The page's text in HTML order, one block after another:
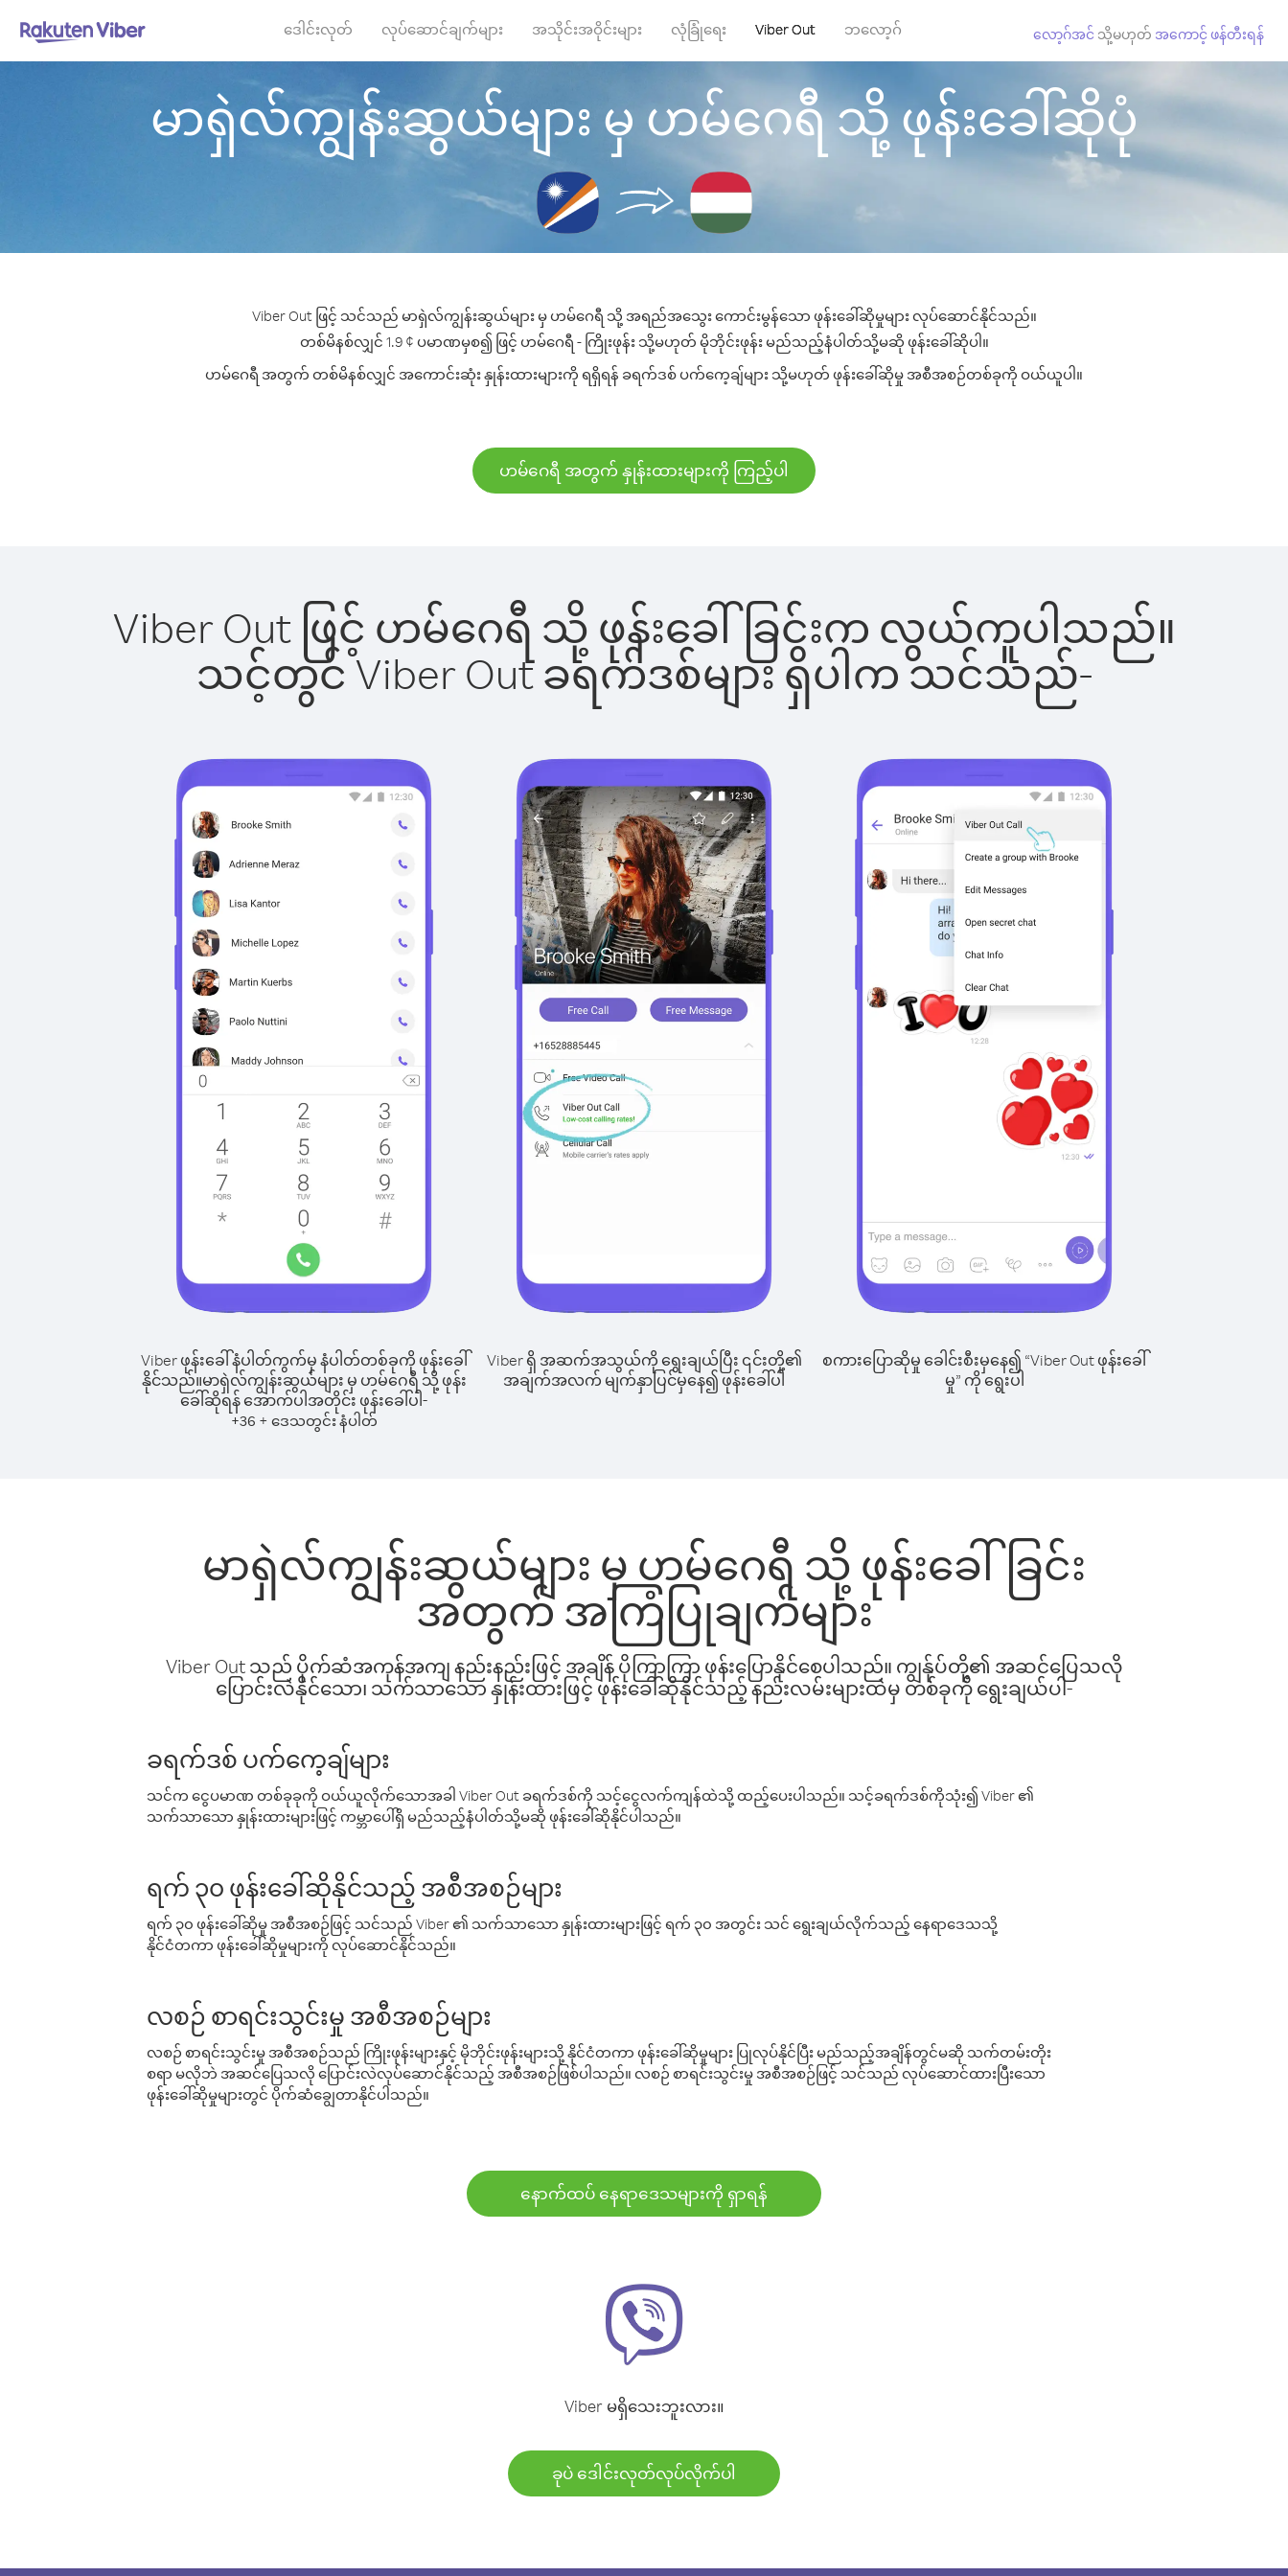
ဒေါင်းလုတ် လုပ်ဆောင်ချက်များ အသိုင်းအဝိုင်းများ လုံခြုံရေး Viber Out ဘလော့ဂ် လော့ဂ်အင် သို့မဟုတ် အကောင့် ဖန်တီးရန်
မာရှဲလ်ကျွန်းဆွယ်များ မှ ဟမ်ဂေရီ သို့ ဖုန်းခေါ်ဆိုပုံ
Viber Out ဖြင့် သင်သည် မာရှဲလ်ကျွန်းဆွယ်များ မှ ဟမ်ဂေရီ သို့ အရည်အသွေး ကောင်းမွန်သော ဖုန်းခေါ်ဆိုမှုများ လုပ်ဆောင်နိုင်သည်။
တစ်မိနစ်လျှင် 1.9 ¢ ပမာဏမှစ၍ ဖြင့် ဟမ်ဂေရီ - ကြိုးဖုန်း သို့မဟုတ် မိုဘိုင်းဖုန်း မည်သည့်နံပါတ်သို့မဆို ဖုန်းခေါ်ဆိုပါ။
ဟမ်ဂေရီ အတွက် တစ်မိနစ်လျှင် အကောင်းဆုံး နှုန်းထားများကို ရရှိရန် ခရက်ဒစ် ပက်ကေ့ချ်များ သို့မဟုတ် ဖုန်းခေါ်ဆိုမှု အစီအစဉ်တစ်ခုကို ဝယ်ယူပါ။
ဟမ်ဂေရီ အတွက် နှုန်းထားများကို ကြည့်ပါ
Viber Out ဖြင့် ဟမ်ဂေရီ သို့ ဖုန်းခေါ်ခြင်းက လွယ်ကူပါသည်။
သင့်တွင် Viber Out ခရက်ဒစ်များ ရှိပါက သင်သည်-
Viber ဖုန်းခေါ်နံပါတ်ကွက်မှ နံပါတ်တစ်ခုကို ဖုန်းခေါ်
နိုင်သည်။မာရှဲလ်ကျွန်းဆွယ်များ မှ ဟမ်ဂေရီ သို့ ဖုန်း
ခေါ်ဆိုရန် အောက်ပါအတိုင်း ဖုန်းခေါ်ပါ-
+36 + ဒေသတွင်း နံပါတ်
Viber ရှိ အဆက်အသွယ်ကို ရွေးချယ်ပြီး ၎င်းတို့၏
အချက်အလက် မျက်နှာပြင်မှနေ၍ ဖုန်းခေါ်ပါ
စကားပြောဆိုမှု ခေါင်းစီးမှနေ၍ “Viber Out ဖုန်းခေါ်
မှု” ကို ရွေးပါ
မာရှဲလ်ကျွန်းဆွယ်များ မှ ဟမ်ဂေရီ သို့ ဖုန်းခေါ်ခြင်း
အတွက် အကြံပြုချက်များ
Viber Out သည် ပိုက်ဆံအကုန်အကျ နည်းနည်းဖြင့် အချိန် ပိုကြာကြာ ဖုန်းပြောနိုင်စေပါသည်။ ကျွန်ုပ်တို့၏ အဆင်ပြေသလို
ပြောင်းလဲနိုင်သော၊ သက်သာသော နှုန်းထားဖြင့် ဖုန်းခေါ်ဆိုနိုင်သည့် နည်းလမ်းများထဲမှ တစ်ခုကို ရွေးချယ်ပါ-
ခရက်ဒစ် ပက်ကေ့ချ်များ
သင်က ငွေပမာဏ တစ်ခုခုကို ဝယ်ယူလိုက်သောအခါ Viber Out ခရက်ဒစ်ကို သင့်ငွေလက်ကျန်ထဲသို့ ထည့်ပေးပါသည်။ သင့်ခရက်ဒစ်ကိုသုံး၍ Viber ၏
သက်သာသော နှုန်းထားများဖြင့် ကမ္ဘာပေါ်ရှိ မည်သည့်နံပါတ်သို့မဆို ဖုန်းခေါ်ဆိုနိုင်ပါသည်။
ရက် ၃၀ ဖုန်းခေါ်ဆိုနိုင်သည့် အစီအစဉ်များ
ရက် ၃၀ ဖုန်းခေါ်ဆိုမှု အစီအစဉ်ဖြင့် သင်သည် Viber ၏ သက်သာသော နှုန်းထားများဖြင့် ရက် ၃၀ အတွင်း သင် ရွေးချယ်လိုက်သည့် နေရာဒေသသို့
နိုင်ငံတကာ ဖုန်းခေါ်ဆိုမှုများကို လုပ်ဆောင်နိုင်သည်။
လစဉ် စာရင်းသွင်းမှု အစီအစဉ်များ
လစဉ် စာရင်းသွင်းမှု အစီအစဉ်သည် ကြိုးဖုန်းများနှင့် မိုဘိုင်းဖုန်းများသို့ နိုင်ငံတကာ ဖုန်းခေါ်ဆိုမှုများ ပြုလုပ်နိုင်ပြီး မည်သည့်အချိန်တွင်မဆို သက်တမ်းတိုး
စရာ မလိုဘဲ အဆင်ပြေသလို ပြောင်းလဲလုပ်ဆောင်နိုင်သည့် အစီအစဉ်ဖြစ်ပါသည်။ လစဉ် စာရင်းသွင်းမှု အစီအစဉ်ဖြင့် သင်သည် လုပ်ဆောင်ထားပြီးသော
ဖုန်းခေါ်ဆိုမှုများတွင် ပိုက်ဆံချွေတာနိုင်ပါသည်။
နောက်ထပ် နေရာဒေသများကို ရှာရန်
Viber မရှိသေးဘူးလား။
ခုပဲ ဒေါင်းလုတ်လုပ်လိုက်ပါ